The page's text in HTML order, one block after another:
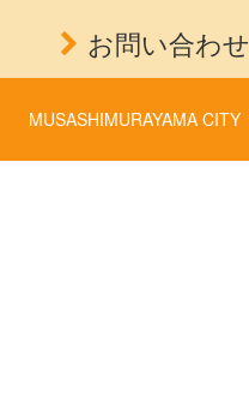
お問い合わせ
MUSASHIMURAYAMA CITY